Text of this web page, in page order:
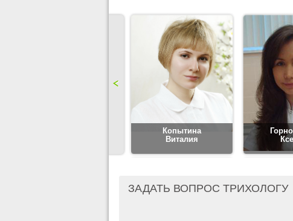
Копытина
Виталия
ЗАДАТЬ ВОПРОС ТРИХОЛОГУ